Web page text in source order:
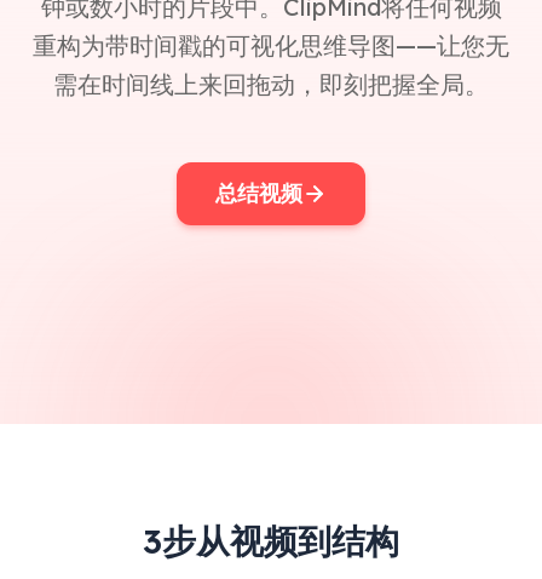
钟或数小时的片段中。ClipMind将任何视频
重构为带时间戳的可视化思维导图——让您无
需在时间线上来回拖动，即刻把握全局。
总结视频
3步从视频到结构